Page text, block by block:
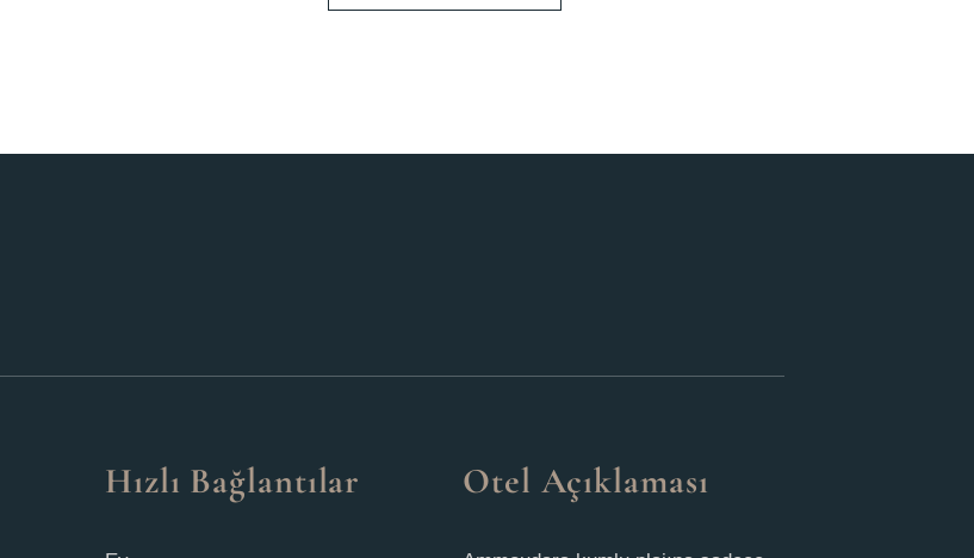
Hızlı Bağlantılar Otel Açıklaması